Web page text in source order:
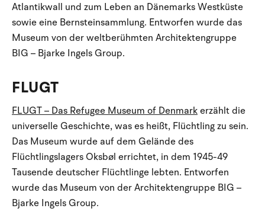
Atlantikwall und zum Leben an Dänemarks Westküste
sowie eine Bernsteinsammlung. Entworfen wurde das
Museum von der weltberühmten Architektengruppe
BIG – Bjarke Ingels Group.
FLUGT
FLUGT – Das Refugee Museum of Denmarkerzählt die
universelle Geschichte, was es heißt, Flüchtling zu sein.
Das Museum wurde auf dem Gelände des
Flüchtlingslagers Oksbøl errichtet, in dem 1945-49
Tausende deutscher Flüchtlinge lebten. Entworfen
wurde das Museum von der Architektengruppe BIG –
Bjarke Ingels Group.